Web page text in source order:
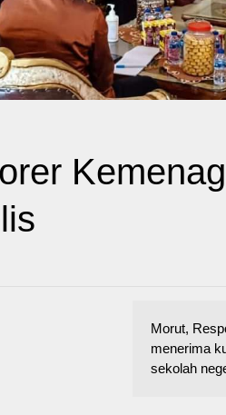
Morut,
menerima
sekolah